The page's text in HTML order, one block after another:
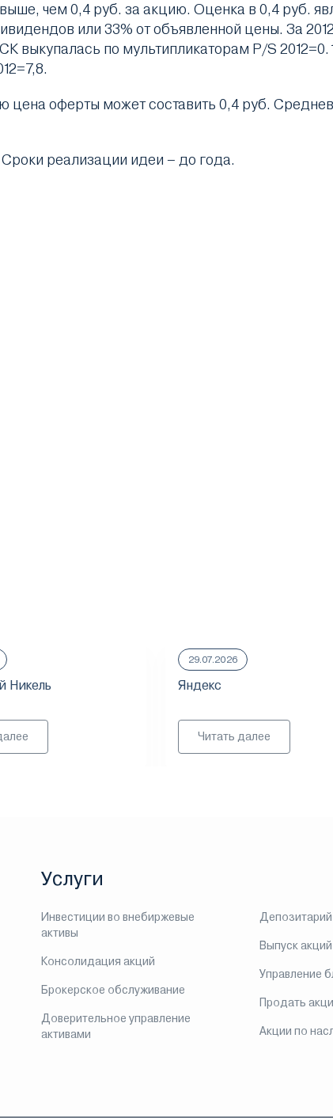
чем 0,4 руб. за акцию. Оценка в 0,4 руб.
или 33% от объявленной цены. За
выкупалась по мультипликаторам P/S
оферты может составить 0,4 руб.
реализации идеи – до года.
Никель
29.07.2026
Яндекс
Читать далее
Услуги
Инвестиции во внебиржевые
активы
Консолидация акций
Брокерское обслуживание
Доверительное управление
активами
Депозитарий
Выпуск акций
Управление
Продать
Акции по